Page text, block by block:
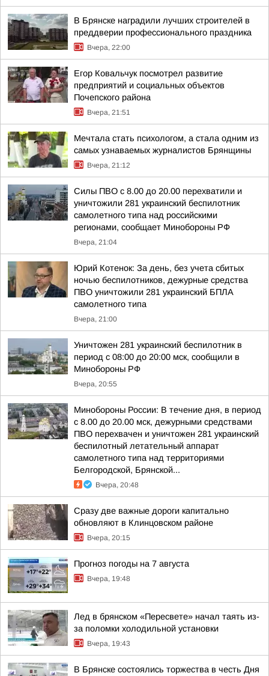
В Брянске наградили лучших строителей в
преддверии профессионального праздника
Вчера, 22:00
Егор Ковальчук посмотрел развитие
предприятий и социальных объектов
Почепского района
Вчера, 21:51
Мечтала стать психологом, а стала одним из
самых узнаваемых журналистов Брянщины
Вчера, 21:12
Силы ПВО с 8.00 до 20.00 перехватили и
уничтожили 281 украинский беспилотник
самолетного типа над российскими
регионами, сообщает Минобороны РФ
Вчера, 21:04
Юрий Котенок: За день, без учета сбитых
ночью беспилотников, дежурные средства
ПВО уничтожили 281 украинский БПЛА
самолетного типа
Вчера, 21:00
Уничтожен 281 украинский беспилотник в
период с 08:00 до 20:00 мск, сообщили в
Минобороны РФ
Вчера, 20:55
Минобороны России: В течение дня, в период
с 8.00 до 20.00 мск, дежурными средствами
ПВО перехвачен и уничтожен 281 украинский
беспилотный летательный аппарат
самолетного типа над территориями
Белгородской, Брянской...
Вчера, 20:48
Сразу две важные дороги капитально
обновляют в Клинцовском районе
Вчера, 20:15
Прогноз погоды на 7 августа
Вчера, 19:48
Лед в брянском «Пересвете» начал таять из-
за поломки холодильной установки
Вчера, 19:43
В Брянске состоялись торжества в честь Дня